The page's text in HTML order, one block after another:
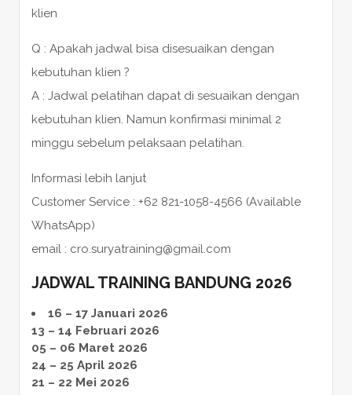
klien
Q : Apakah jadwal bisa disesuaikan dengan
kebutuhan klien ?
A : Jadwal pelatihan dapat di sesuaikan dengan
kebutuhan klien. Namun konfirmasi minimal 2
minggu sebelum pelaksaan pelatihan.
Informasi lebih lanjut
Customer Service : +62 821-1058-4566 (Available
WhatsApp)
email : cro.suryatraining@gmail.com
JADWAL TRAINING BANDUNG 2026
16 – 17 Januari 2026
13 – 14 Februari 2026
05 – 06 Maret 2026
24 – 25 April 2026
21 – 22 Mei 2026